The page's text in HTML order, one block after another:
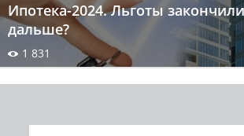
Ипотека-2024. Льготы
дальше?
1 831